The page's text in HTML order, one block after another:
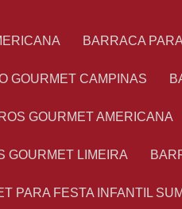
BARRACA
GOURMET CAMPINAS
GOURMET AMERICANA
GOURMET LIMEIRA
PARA FESTA INFANTIL